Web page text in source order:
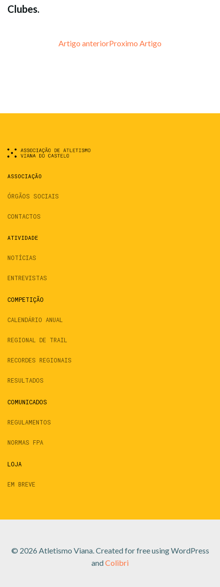
Clubes.
Post
Artigo anteriorPost
Proximo Artigo
ASSOCIAÇÃO
ÓRGÃOS SOCIAIS
CONTACTOS
ATIVIDADE
NOTÍCIAS
ENTREVISTAS
COMPETIÇÃO
CALENDÁRIO ANUAL
REGIONAL DE TRAIL
RECORDES REGIONAIS
RESULTADOS
COMUNICADOS
REGULAMENTOS
NORMAS FPA
LOJA
EM BREVE
© 2026 Atletismo Viana. Created for free using WordPress
andColibri